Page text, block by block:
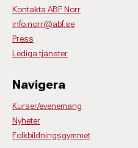
Kontakta ABF Norr
info.norr@abf.se
Press
Lediga tjänster
Navigera
Kurser/evenemang
Nyheter
Folkbildningsgymmet